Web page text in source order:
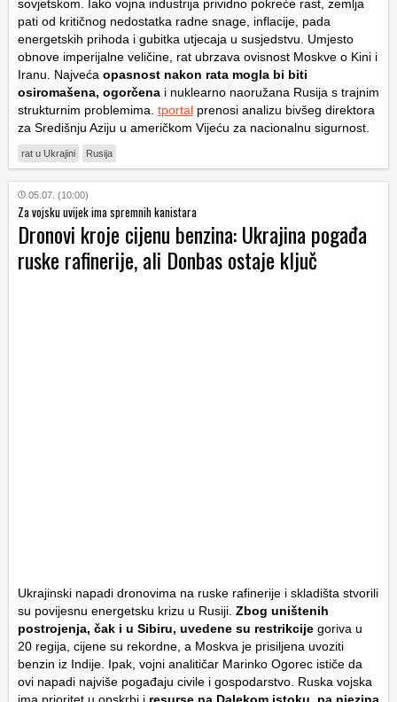
sovjetskom. Iako vojna industrija prividno pokreće rast, zemlja
pati od kritičnog nedostatka radne snage, inflacije, pada
energetskih prihoda i gubitka utjecaja u susjedstvu. Umjesto
obnove imperijalne veličine, rat ubrzava ovisnost Moskve o Kini i
Iranu. Najveća opasnost nakon rata mogla bi biti
osiromašena, ogorčena i nuklearno naoružana Rusija s trajnim
strukturnim problemima. tportal prenosi analizu bivšeg direktora
za Središnju Aziju u američkom Vijeću za nacionalnu sigurnost.
rat u Ukrajini Rusija
05.07. (10:00)
Za vojsku uvijek ima spremnih kanistara
Dronovi kroje cijenu benzina: Ukrajina pogađa
ruske rafinerije, ali Donbas ostaje ključ
Ukrajinski napadi dronovima na ruske rafinerije i skladišta stvorili
su povijesnu energetsku krizu u Rusiji. Zbog uništenih
postrojenja, čak i u Sibiru, uvedene su restrikcije goriva u
20 regija, cijene su rekordne, a Moskva je prisiljena uvoziti
benzin iz Indije. Ipak, vojni analitičar Marinko Ogorec ističe da
ovi napadi najviše pogađaju civile i gospodarstvo. Ruska vojska